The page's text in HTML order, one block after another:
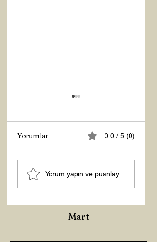
Hoş Geldin 2026!
Yorumlar 0.0 / 5 (0)
Yorum yapın ve puanlayın...
Mart